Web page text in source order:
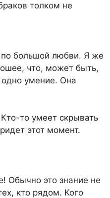
толком не
большой любви. Я же
что, может быть,
умение. Она
то умеет скрывать
этот момент.
Обычно это знание не
кто рядом. Кого